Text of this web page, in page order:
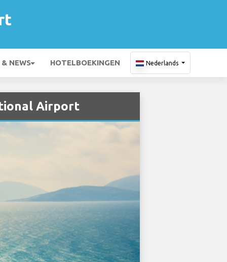
NEWS HOTELBOEKINGEN Nederlands
Airport